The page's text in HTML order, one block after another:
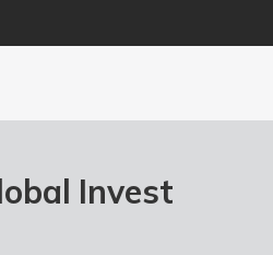
Invest